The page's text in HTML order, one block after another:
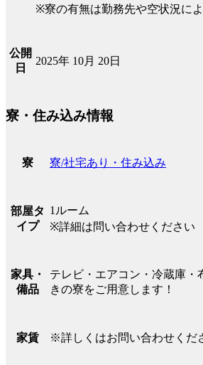
※寮の有無は勤務先や空状況によ
公開
日
2025年 10月 20日
寮・住み込み情報
寮 寮/社宅あり・住み込み
部屋タ
イプ
1ルーム
※詳細は問い合わせください
家具・
備品
テレビ・エアコン・冷蔵庫・
きの寮をご用意します！
家賃 ※詳しくはお問い合わせくだ